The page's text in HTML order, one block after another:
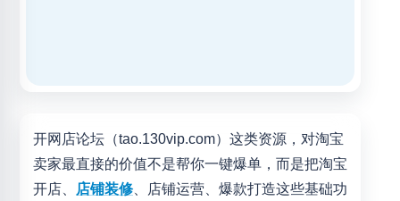
开网店论坛（tao.130vip.com）这类资源，对淘宝
卖家最直接的价值不是帮你一键爆单，而是把淘宝
开店、
店铺装修 、店铺运营、爆款打造这些基础功